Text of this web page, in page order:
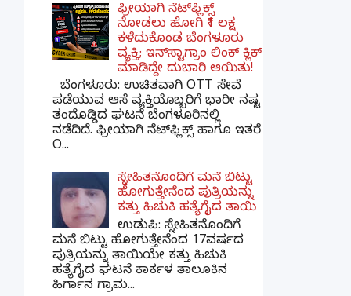
ಫ್ರೀಯಾಗಿ ನೆಟ್‌ಫ್ಲಿಕ್ಸ್
ನೋಡಲು ಹೋಗಿ ₹1 ಲಕ್ಷ
ಕಳೆದುಕೊಂಡ ಬೆಂಗಳೂರು
ವ್ಯಕ್ತಿ; ಇನ್‌ಸ್ಟಾಗ್ರಾಂ ಲಿಂಕ್ ಕ್ಲಿಕ್
ಮಾಡಿದ್ದೇ ದುಬಾರಿ ಆಯಿತು!
ಬೆಂಗಳೂರು: ಉಚಿತವಾಗಿ OTT ಸೇವೆ
ಪಡೆಯುವ ಆಸೆ ವ್ಯಕ್ತಿಯೊಬ್ಬರಿಗೆ ಭಾರೀ ನಷ್ಟ
ತಂದೊಡ್ಡಿದ ಘಟನೆ ಬೆಂಗಳೂರಿನಲ್ಲಿ
ನಡೆದಿದೆ. ಫ್ರೀಯಾಗಿ ನೆಟ್‌ಫ್ಲಿಕ್ಸ್ ಹಾಗೂ ಇತರೆ
O...
ಸ್ನೇಹಿತನೊಂದಿಗೆ ಮನೆ ಬಿಟ್ಟು
ಹೋಗುತ್ತೇನೆಂದ ಪುತ್ರಿಯನ್ನು
ಕತ್ತು ಹಿಚುಕಿ ಹತ್ಯೆಗೈದ ತಾಯಿ
ಉಡುಪಿ: ಸ್ನೇಹಿತನೊಂದಿಗೆ
ಮನೆ ಬಿಟ್ಟು ಹೋಗುತ್ತೇನೆಂದ 17ವರ್ಷದ
ಪುತ್ರಿಯನ್ನು ತಾಯಿಯೇ ಕತ್ತು ಹಿಚುಕಿ
ಹತ್ಯೆಗೈದ ಘಟನೆ ಕಾರ್ಕಳ ತಾಲೂಕಿನ
ಹಿರ್ಗಾನ ಗ್ರಾಮ...